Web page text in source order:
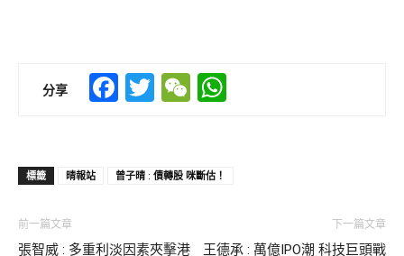
分享 Facebook
TwitterWeChat
標籤 晴報站 曾子晴 : 債轉股 咪斷估！
前一篇文章
張智威 : 多重利淡因素夾擊港
下一篇文章
王德承 : 萬億IPO潮 科技巨頭戰